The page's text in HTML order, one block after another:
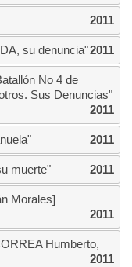
2011
su denuncia"2011
No 4 de
Sus Denuncias"
2011
2011
muerte" 2011
Morales]
2011
Humberto,
2011